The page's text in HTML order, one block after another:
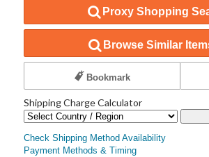
Proxy Shopping
Browse Similar
Bookmark
Shipping Charge Calculator
Check Shipping Method Availability
Payment Methods & Timing